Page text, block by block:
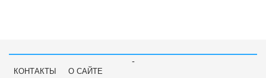
-
КОНТАКТЫ
О САЙТЕ